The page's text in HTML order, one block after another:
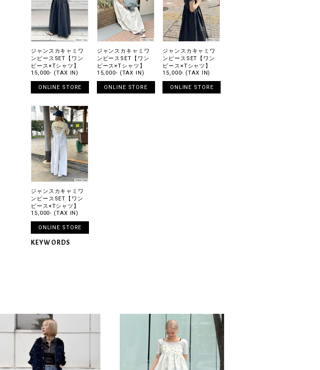
ジャンスカキャミワ
ンピースSET【ワン
ピース×Tシャツ】
15,000- (TAX IN)
ONLINE STORE
ジャンスカキャミワ
ンピースSET【ワン
ピース×Tシャツ】
15,000- (TAX IN)
ONLINE STORE
ジャンスカキャミワ
ンピースSET【ワン
ピース×Tシャツ】
15,000- (TAX IN)
ONLINE STORE
ジャンスカキャミワ
ンピースSET【ワン
ピース×Tシャツ】
15,000- (TAX IN)
ONLINE STORE
KEYWORDS